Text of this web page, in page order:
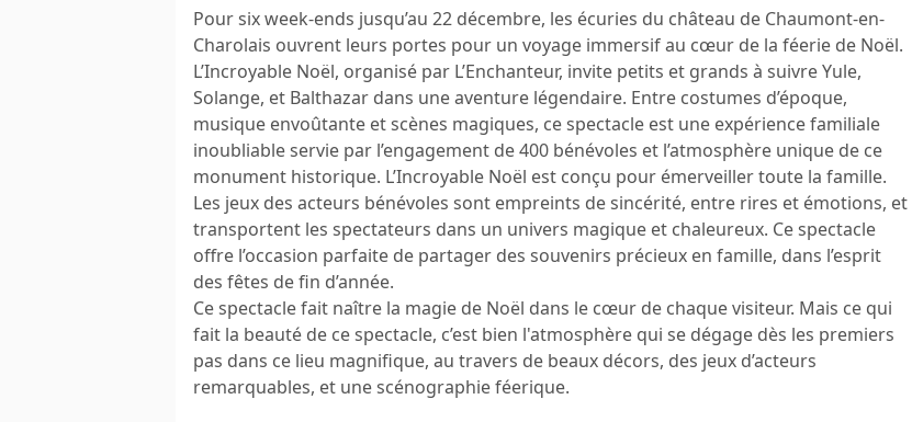
Pour six week-ends jusqu’au 22 décembre, les écuries du château de Chaumont-en-
Charolais ouvrent leurs portes pour un voyage immersif au cœur de la féerie de Noël.
L’Incroyable Noël, organisé par L’Enchanteur, invite petits et grands à suivre Yule,
Solange, et Balthazar dans une aventure légendaire. Entre costumes d’époque,
musique envoûtante et scènes magiques, ce spectacle est une expérience familiale
inoubliable servie par l’engagement de 400 bénévoles et l’atmosphère unique de ce
monument historique. L’Incroyable Noël est conçu pour émerveiller toute la famille.
Les jeux des acteurs bénévoles sont empreints de sincérité, entre rires et émotions, et
transportent les spectateurs dans un univers magique et chaleureux. Ce spectacle
offre l’occasion parfaite de partager des souvenirs précieux en famille, dans l’esprit
des fêtes de fin d’année.
Ce spectacle fait naître la magie de Noël dans le cœur de chaque visiteur. Mais ce qui
fait la beauté de ce spectacle, c’est bien l'atmosphère qui se dégage dès les premiers
pas dans ce lieu magnifique, au travers de beaux décors, des jeux d’acteurs
remarquables, et une scénographie féerique.